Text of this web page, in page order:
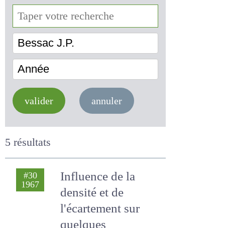
Bessac J.P.
valider annuler
5 résultats
#30
Influence de la
densité et de
l'écartement sur